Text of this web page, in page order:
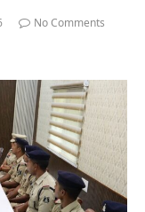
No Comments